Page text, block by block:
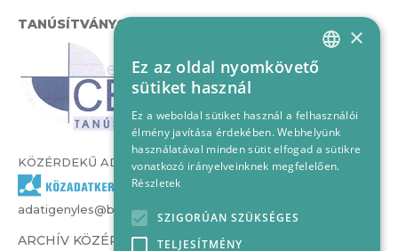
TANÚSÍTVÁNYOK
KÖZÉRDEKŰ ADATOK
adatigenyles@bvcs.hu
ARCHÍV KÖZÉRDEKŰ ADATOK –
HUNGARIAN
×
Ez az oldal nyomkövető
sütiket használ
Ez a weboldal sütiket használ a felhasználói
élmény javítása érdekében. Webhelyünk
használatával minden sütit elfogad a sütikre
vonatkozó irányelveinknek megfelelően.
Részletek
SZIGORÚAN SZÜKSÉGES
TELJESÍTMÉNY